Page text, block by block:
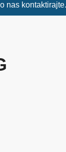
nas kontaktirajte.